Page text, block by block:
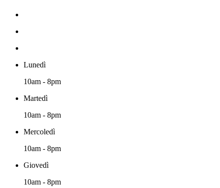
Lunedì
10am - 8pm
Martedì
10am - 8pm
Mercoledì
10am - 8pm
Giovedì
10am - 8pm